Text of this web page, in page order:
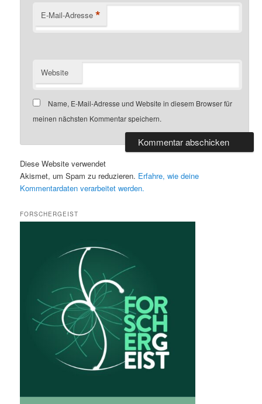
E-Mail-Adresse *
Website
Name, E-Mail-Adresse und Website in diesem Browser für
meinen nächsten Kommentar speichern.
Diese Website verwendet
Akismet, um Spam zu reduzieren. Erfahre, wie deine
Kommentardaten verarbeitet werden.
FORSCHERGEIST